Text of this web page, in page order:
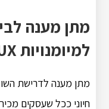
מתן מענה
למיומנויות UI/UX
חיוני ככל שעסקים